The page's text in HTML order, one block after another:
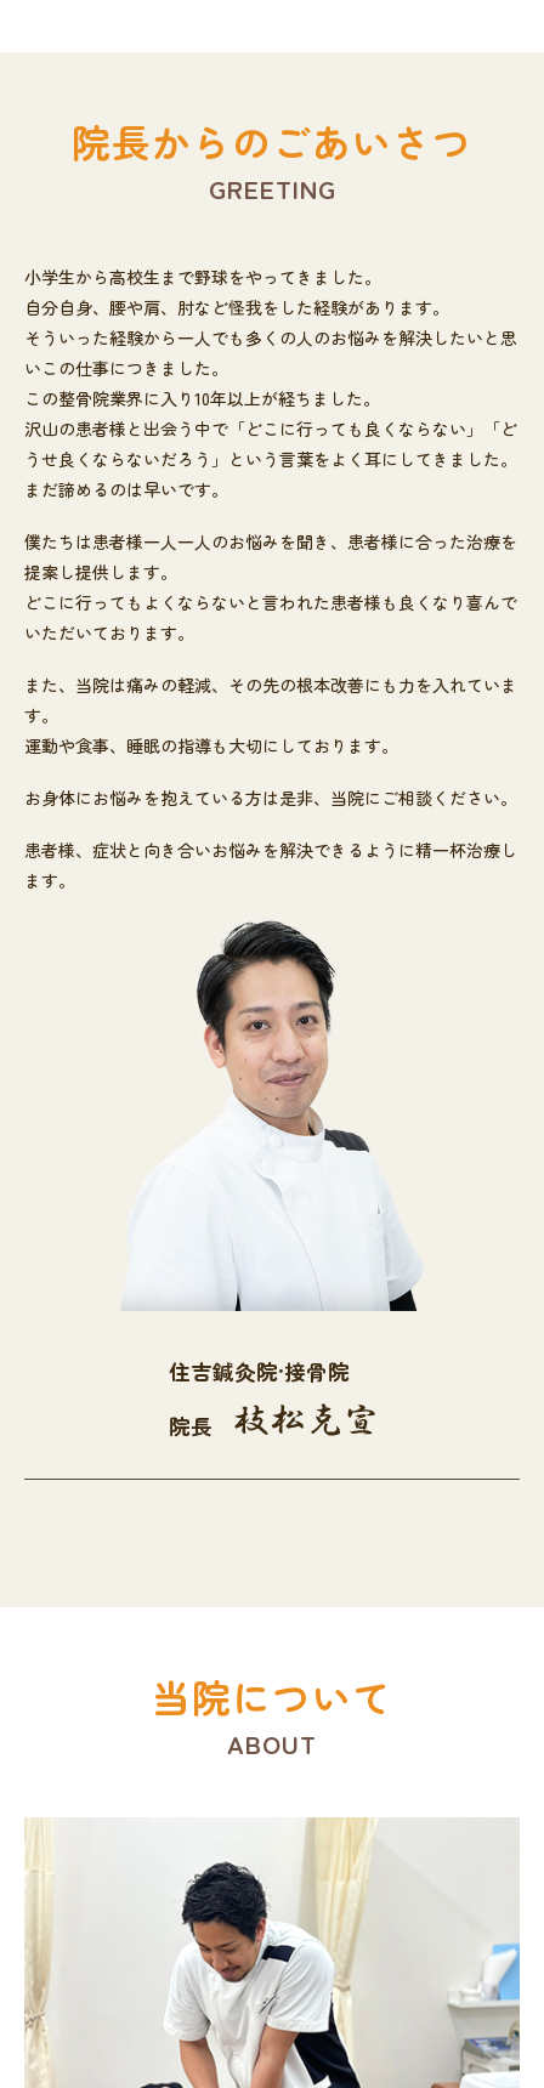
院長からのごあいさつ
GREETING
小学生から高校生まで野球をやってきました。
自分自身、腰や肩、肘など怪我をした経験があります。
そういった経験から一人でも多くの人のお悩みを解決したいと思
いこの仕事につきました。
この整骨院業界に入り10年以上が経ちました。
沢山の患者様と出会う中で「どこに行っても良くならない」「ど
うせ良くならないだろう」という言葉をよく耳にしてきました。
まだ諦めるのは早いです。
僕たちは患者様一人一人のお悩みを聞き、患者様に合った治療を
提案し提供します。
どこに行ってもよくならないと言われた患者様も良くなり喜んで
いただいております。
また、当院は痛みの軽減、その先の根本改善にも力を入れていま
す。
運動や食事、睡眠の指導も大切にしております。
お身体にお悩みを抱えている方は是非、当院にご相談ください。
患者様、症状と向き合いお悩みを解決できるように精一杯治療し
ます。
住吉鍼灸院·接骨院
院長
当院について
ABOUT